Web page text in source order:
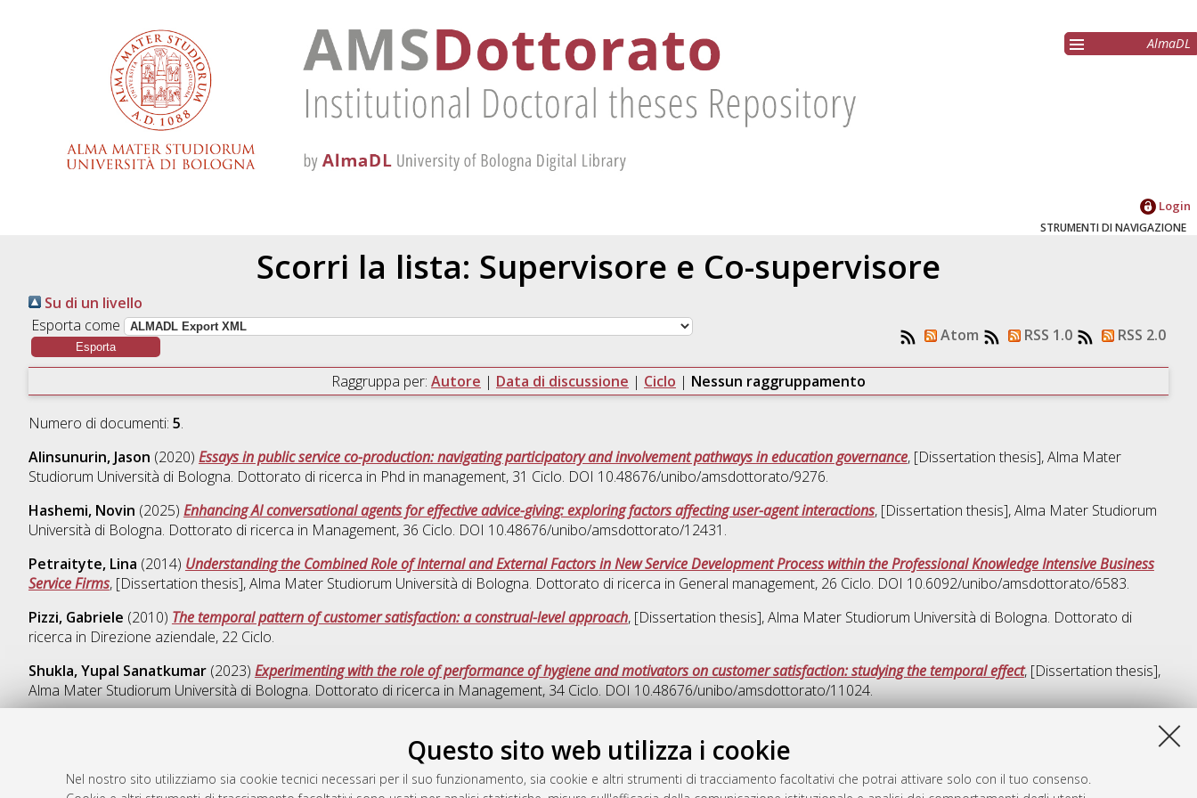
Questo sito web utilizza i cookie
Nel nostro sito utilizziamo sia cookie tecnici necessari per il suo funzionamento, sia cookie e altri strumenti di tracciamento facoltativi che potrai attivare solo con il tuo consenso.
AlmaDL
Login
STRUMENTI DI NAVIGAZIONE
Scorri la lista: Supervisore e Co-supervisore
Su di un livello
Esporta come
Atom RSS 1.0 RSS 2.0
Raggruppa per: Autore | Data di discussione | Ciclo | Nessun raggruppamento
Numero di documenti: 5.
Alinsunurin, Jason (2020) Essays in public service co-production: navigating participatory and involvement pathways in education governance, [Dissertation thesis], Alma Mater
Studiorum Università di Bologna. Dottorato di ricerca in Phd in management, 31 Ciclo. DOI 10.48676/unibo/amsdottorato/9276.
Hashemi, Novin (2025) Enhancing AI conversational agents for effective advice-giving: exploring factors affecting user-agent interactions, [Dissertation thesis], Alma Mater Studiorum
Università di Bologna. Dottorato di ricerca in Management, 36 Ciclo. DOI 10.48676/unibo/amsdottorato/12431.
Petraityte, Lina (2014) Understanding the Combined Role of Internal and External Factors in New Service Development Process within the Professional Knowledge Intensive Business
Service Firms, [Dissertation thesis], Alma Mater Studiorum Università di Bologna. Dottorato di ricerca in General management, 26 Ciclo. DOI 10.6092/unibo/amsdottorato/6583.
Pizzi, Gabriele (2010) The temporal pattern of customer satisfaction: a construal-level approach, [Dissertation thesis], Alma Mater Studiorum Università di Bologna. Dottorato di
ricerca in Direzione aziendale, 22 Ciclo.
Shukla, Yupal Sanatkumar(2023) Experimenting with the role of performance of hygiene and motivators on customer satisfaction: studying the temporal effect, [Dissertation thesis],
Alma Mater Studiorum Università di Bologna. Dottorato di ricerca in Management, 34 Ciclo. DOI 10.48676/unibo/amsdottorato/11024.
Questa lista e' stata generata il Thu Aug 6 20:48:14 2026 CEST.
Atom
AMS Dottorato